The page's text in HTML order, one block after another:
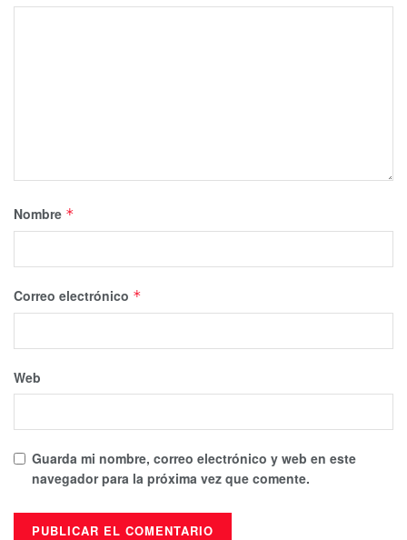
Nombre *
Correo electrónico *
Web
Guarda mi nombre, correo electrónico y web en este
navegador para la próxima vez que comente.